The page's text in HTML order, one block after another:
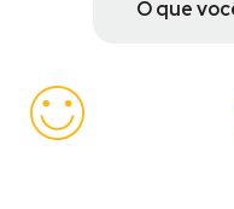
O que